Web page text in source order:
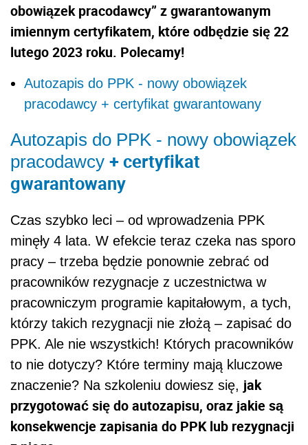
obowiązek pracodawcy” z gwarantowanym
imiennym certyfikatem, które odbędzie się 22
lutego 2023 roku. Polecamy!
Autozapis do PPK - nowy obowiązek
pracodawcy + certyfikat gwarantowany
Autozapis do PPK - nowy obowiązek
pracodawcy + certyfikat
gwarantowany
Czas szybko leci – od wprowadzenia PPK
minęły 4 lata. W efekcie teraz czeka nas sporo
pracy – trzeba będzie ponownie zebrać od
pracowników rezygnacje z uczestnictwa w
pracowniczym programie kapitałowym, a tych,
którzy takich rezygnacji nie złożą – zapisać do
PPK. Ale nie wszystkich! Których pracowników
to nie dotyczy? Które terminy mają kluczowe
znaczenie? Na szkoleniu dowiesz się, jak
przygotować się do autozapisu, oraz jakie są
konsekwencje zapisania do PPK lub rezygnacji